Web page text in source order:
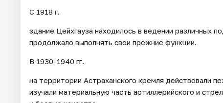
С 1918 г.
здание Цейхгауза находилось в ведении различных
продолжало выполнять свои прежние функции.
В 1930-1940 гг.
на территории Астраханского кремля действовали
изучали материальную часть артиллерийского и